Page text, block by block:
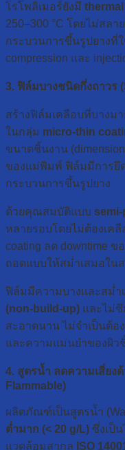
โรโพลิเมอร์ยังมี
250–300 °C โดยไม่สล
กระบวนการขึ้นรูปยางที่
compression และ
3. ฟิล์มบางชนิดกึ่งถาวร
สร้างฟิล์มเคลือบที่บางม
ในกลุ่ม micro-thin
ขนาดชิ้นงาน
ของแม่พิมพ์ ฟิล์มมีการยึ
กระบวนการขึ้นรูปยาง
ด้วยคุณสมบัติแบบ
หลายรอบโดยไม่ต้องเค
coating ลด downtime ข
ถอดแบบให้สม่ำเสมอใน
ฟิล์มมีความบางและสม่ำ
(non-build-up) และไม่ซึ
สะอาดนาน ไม่จำเป็นต้อ
และความแม่นยำของผิว
4. สูตรน้ำ ลดความเสี่ยง
Flammable)
ผลิตภัณฑ์เป็นสูตรน้ำ
ต่ำมาก (< 20 g/L) ซึ่งเป็
แวดล้อมสากล ISO